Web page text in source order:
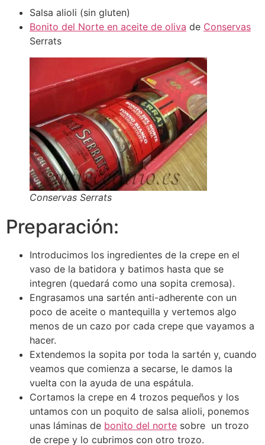
Salsa alioli (sin gluten)
Bonito del Norte en aceite de oliva de Conservas
Serrats
Conservas Serrats
Preparación:
Introducimos los ingredientes de la crepe en el
vaso de la batidora y batimos hasta que se
integren (quedará como una sopita cremosa).
Engrasamos una sartén anti-adherente con un
poco de aceite o mantequilla y vertemos algo
menos de un cazo por cada crepe que vayamos a
hacer.
Extendemos la sopita por toda la sartén y, cuando
veamos que comienza a secarse, le damos la
vuelta con la ayuda de una espátula.
Cortamos la crepe en 4 trozos pequeños y los
untamos con un poquito de salsa alioli, ponemos
unas láminas de bonito del norte sobre un trozo
de crepe y lo cubrimos con otro trozo.